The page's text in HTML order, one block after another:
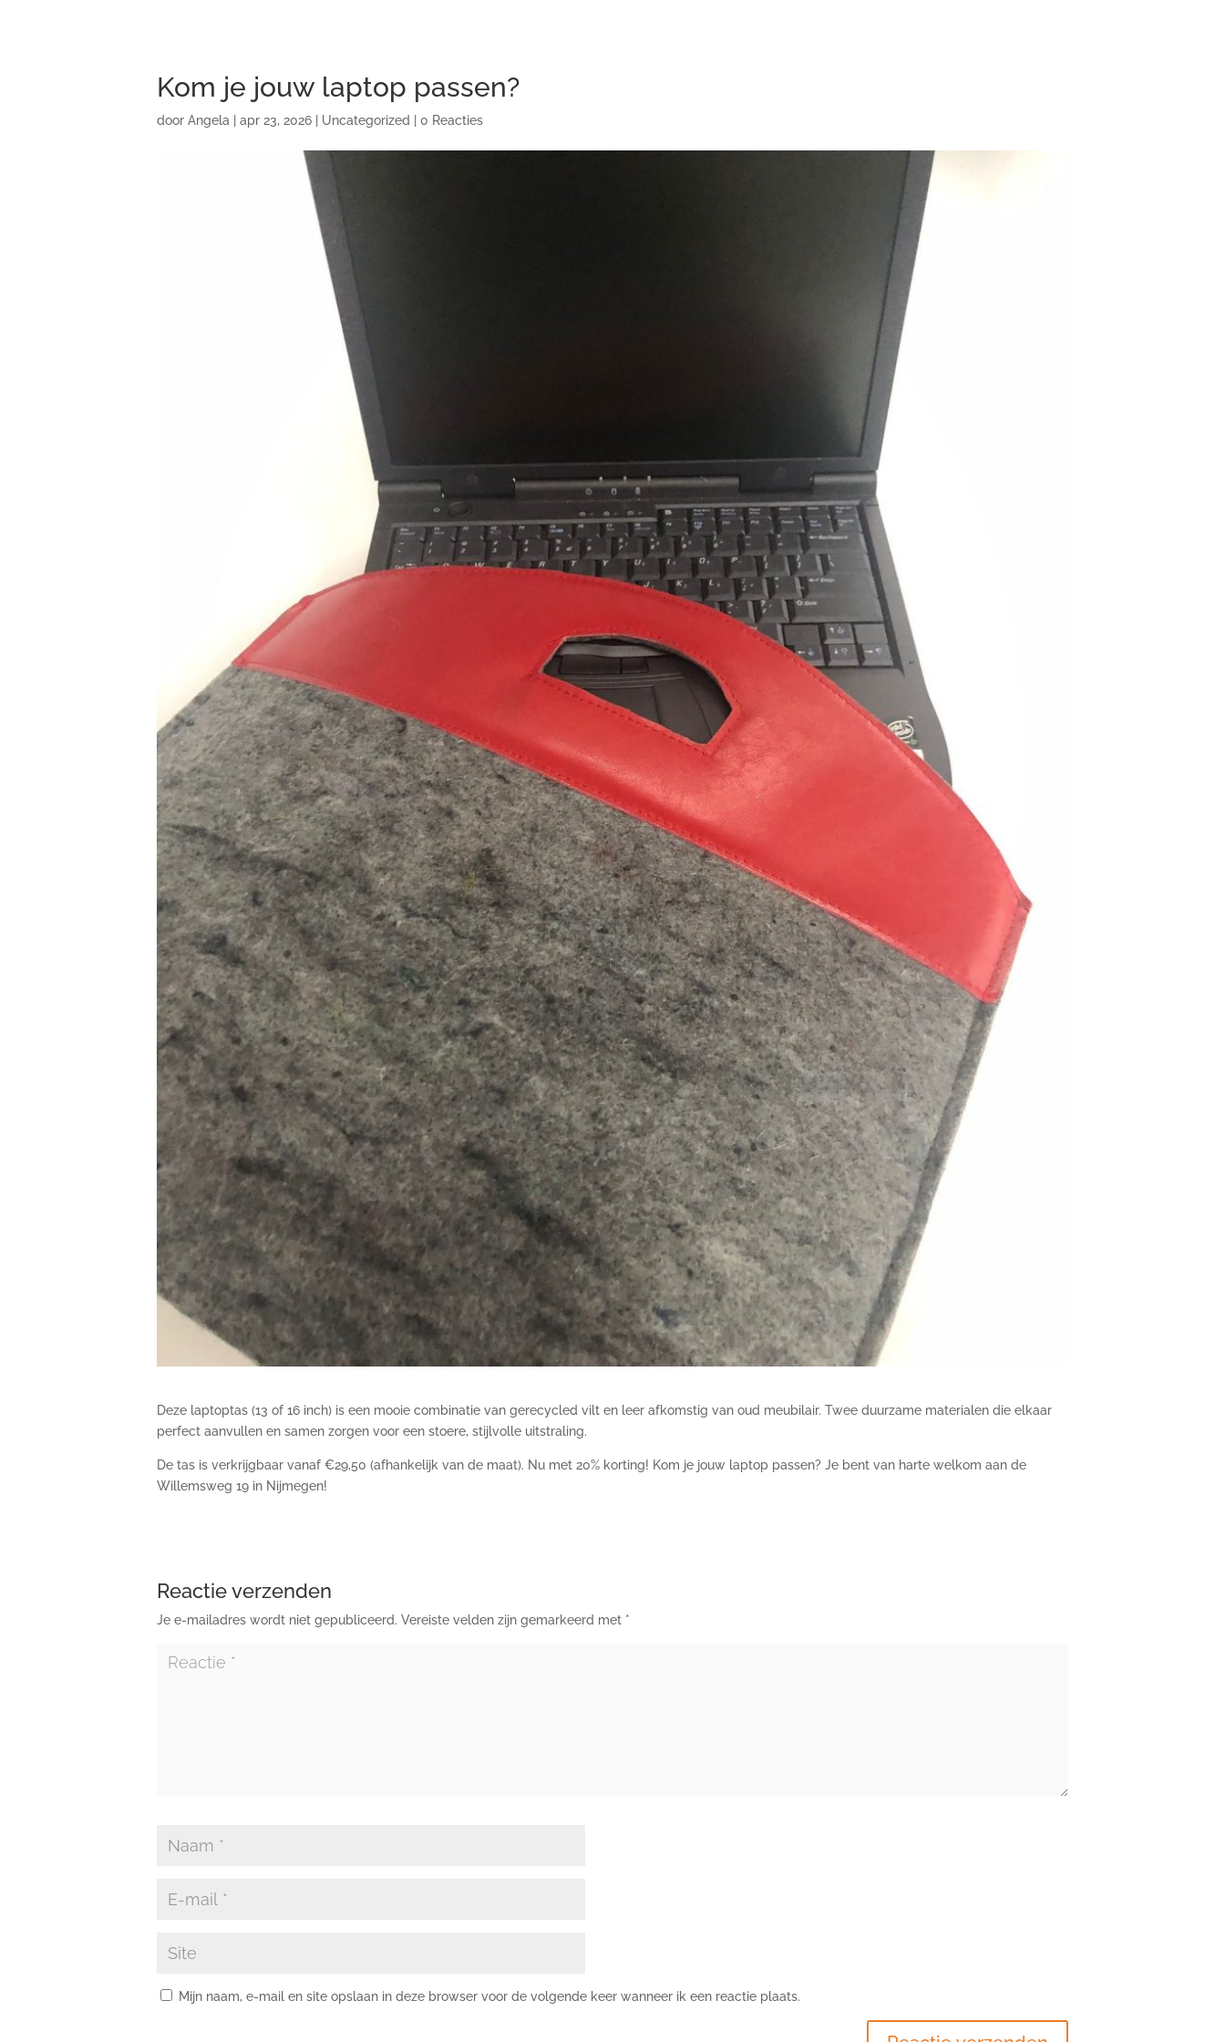
Kom je jouw laptop passen?
door Angela apr 23, 2026 Uncategorized 0 Reacties
Deze laptoptas (13 of 16 inch) is een mooie combinatie van gerecycled vilt en leer afkomstig van oud meubilair. Twee duurzame materialen die elkaar
perfect aanvullen en samen zorgen voor een stoere, stijlvolle uitstraling.
De tas is verkrijgbaar vanaf €29,50 (afhankelijk van de maat). Nu met 20% korting! Kom je jouw laptop passen? Je bent van harte welkom aan de
Willemsweg 19 in Nijmegen!
Reactie verzenden
Je e-mailadres wordt niet gepubliceerd. Vereiste velden zijn gemarkeerd met *
Mijn naam, e-mail en site opslaan in deze browser voor de volgende keer wanneer ik een reactie plaats.